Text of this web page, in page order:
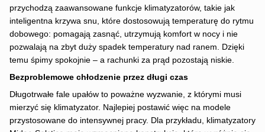
przychodzą zaawansowane funkcje klimatyzatorów, takie jak
inteligentna krzywa snu, które dostosowują temperaturę do rytmu
dobowego: pomagają zasnąć, utrzymują komfort w nocy i nie
pozwalają na zbyt duży spadek temperatury nad ranem. Dzięki
temu śpimy spokojnie – a rachunki za prąd pozostają niskie.
Bezproblemowe chłodzenie przez długi czas
Długotrwałe fale upałów to poważne wyzwanie, z którymi musi
mierzyć się klimatyzator. Najlepiej postawić więc na modele
przystosowane do intensywnej pracy. Dla przykładu, klimatyzatory